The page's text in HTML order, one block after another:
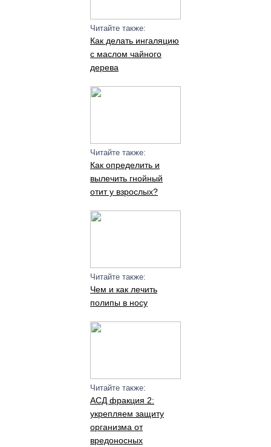
Читайте также:
Как делать ингаляцию
с маслом чайного
дерева
Читайте также:
Как определить и
вылечить гнойный
отит у взрослых?
Читайте также:
Чем и как лечить
полипы в носу
Читайте также:
АСД фракция 2:
укрепляем защиту
организма от
вредоносных